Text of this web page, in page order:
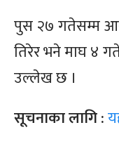
पुस २७ गतेसम्म
तिरेर भने माघ ४
उल्लेख छ ।
सूचनाका लागि :